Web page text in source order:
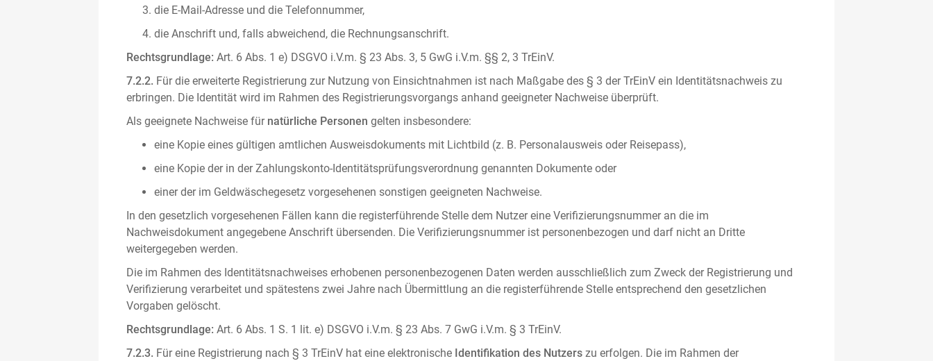
die E-Mail-Adresse und die Telefonnummer,
die Anschrift und, falls abweichend, die Rechnungsanschrift.
Rechtsgrundlage: Art. 6 Abs. 1 e) DSGVO i.V.m. § 23 Abs. 3, 5 GwG i.V.m. §§ 2, 3 TrEinV.
7.2.2. Für die erweiterte Registrierung zur Nutzung von Einsichtnahmen ist nach Maßgabe des § 3 der TrEinV ein Identitätsnachweis zu
erbringen. Die Identität wird im Rahmen des Registrierungsvorgangs anhand geeigneter Nachweise überprüft.
Als geeignete Nachweise für natürliche Personen gelten insbesondere:
eine Kopie eines gültigen amtlichen Ausweisdokuments mit Lichtbild (z. B. Personalausweis oder Reisepass),
eine Kopie der in der Zahlungskonto-Identitätsprüfungsverordnung genannten Dokumente oder
einer der im Geldwäschegesetz vorgesehenen sonstigen geeigneten Nachweise.
In den gesetzlich vorgesehenen Fällen kann die registerführende Stelle dem Nutzer eine Verifizierungsnummer an die im
Nachweisdokument angegebene Anschrift übersenden. Die Verifizierungsnummer ist personenbezogen und darf nicht an Dritte
weitergegeben werden.
Die im Rahmen des Identitätsnachweises erhobenen personenbezogenen Daten werden ausschließlich zum Zweck der Registrierung und
Verifizierung verarbeitet und spätestens zwei Jahre nach Übermittlung an die registerführende Stelle entsprechend den gesetzlichen
Vorgaben gelöscht.
Rechtsgrundlage: Art. 6 Abs. 1 S. 1 lit. e) DSGVO i.V.m. § 23 Abs. 7 GwG i.V.m. § 3 TrEinV.
7.2.3. Für eine Registrierung nach § 3 TrEinV hat eine elektronische Identifikation des Nutzers zu erfolgen. Die im Rahmen der